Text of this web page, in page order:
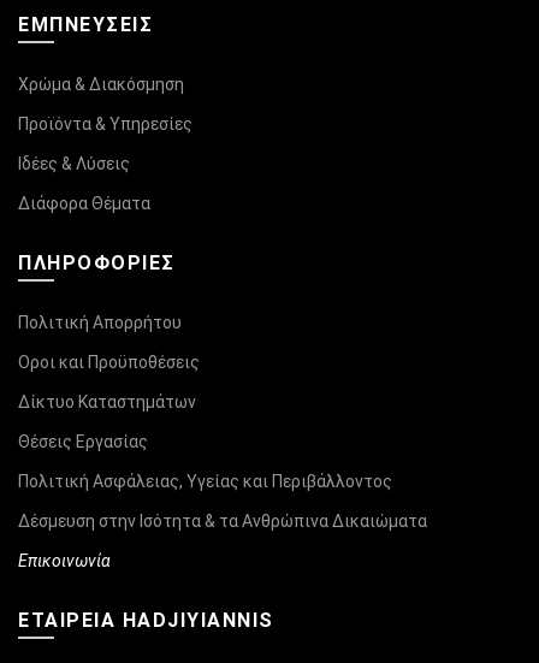
ΕΜΠΝΕΥΣΕΙΣ
Χρώμα & Διακόσμηση
Προϊόντα & Υπηρεσίες
Ιδέες & Λύσεις
Διάφορα Θέματα
ΠΛΗΡΟΦΟΡΊΕΣ
Πολιτική Απορρήτου
Οροι και Προϋποθέσεις
Δίκτυο Καταστημάτων
Θέσεις Εργασίας
Πολιτική Ασφάλειας, Υγείας και Περιβάλλοντος
Δέσμευση στην Ισότητα & τα Ανθρώπινα Δικαιώματα
Επικοινωνία
ΕΤΑΙΡΕΙΑ HADJIYIANNIS